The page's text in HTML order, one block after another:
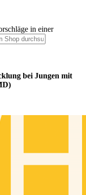
in einer
bei Jungen mit